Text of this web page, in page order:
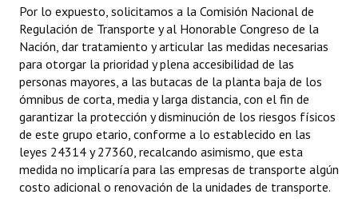
Por lo expuesto, solicitamos a la Comisión Nacional de
Regulación de Transporte y al Honorable Congreso de la
Nación, dar tratamiento y articular las medidas necesarias
para otorgar la prioridad y plena accesibilidad de las
personas mayores, a las butacas de la planta baja de los
ómnibus de corta, media y larga distancia, con el fin de
garantizar la protección y disminución de los riesgos físicos
de este grupo etario, conforme a lo establecido en las
leyes 24314 y 27360, recalcando asimismo, que esta
medida no implicaría para las empresas de transporte algún
costo adicional o renovación de la unidades de transporte.